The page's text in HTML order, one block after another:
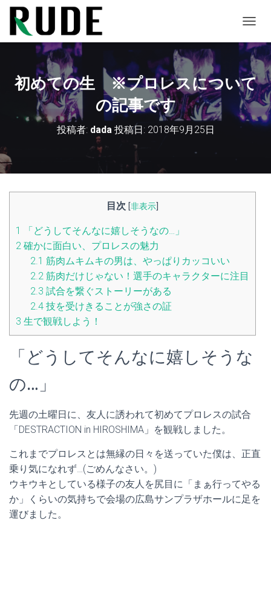
ビ
ゲ
ー
シ
ョ
ン
を
切
初めての生 ※プロレスについて
の記事です
投稿者: dada投稿日: 2018年9月25日
目次 [非表示
1
「どうしてそんなに嬉しそうなの…」
2 確かに面白い、プロレスの魅力
2.1 筋肉ムキムキの男は、やっぱりカッコいい
2.2 筋肉だけじゃない！選手のキャラクターに注目
2.3 試合を繋ぐストーリーがある
2.4 技を受けきることが強さの証
3 生で観戦しよう！
「どうしてそんなに嬉しそうな
の…」
先週の土曜日に、友人に誘われて初めてプロレスの試合
「DESTRACTION in HIROSHIMA」を観戦しました。
これまでプロレスとは無縁の日々を送っていた僕は、正直
乗り気になれず…(ごめんなさい。)
ウキウキとしている様子の友人を尻目に「まぁ行ってやる
か」くらいの気持ちで会場の広島サンプラザホールに足を
運びました。